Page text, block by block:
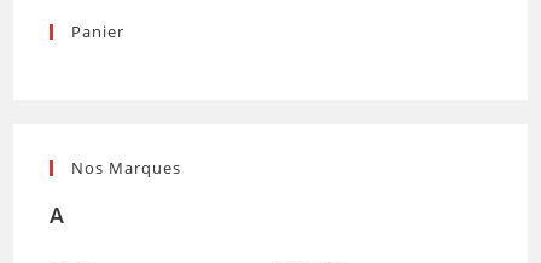
Panier
Nos Marques
A